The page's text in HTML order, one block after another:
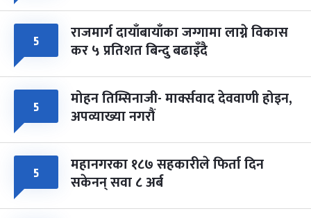
५ राजमार्ग दायाँबायाँका जग्गामा लाग्ने विकास
कर ५ प्रतिशत बिन्दु बढाइँदै
५ मोहन तिम्सिनाजी- मार्क्सवाद देववाणी होइन,
अपव्याख्या नगरौं
५ महानगरका १८७ सहकारीले फिर्ता दिन
सकेनन् सवा ८ अर्ब